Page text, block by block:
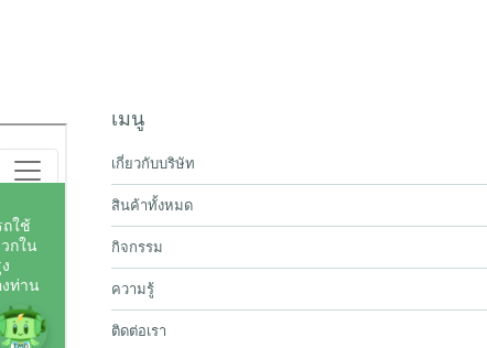
เมนู
เกี่ยวกับบริษัท
สินค้าทั้งหมด
กิจกรรม
ความรู้
ติดต่อเรา